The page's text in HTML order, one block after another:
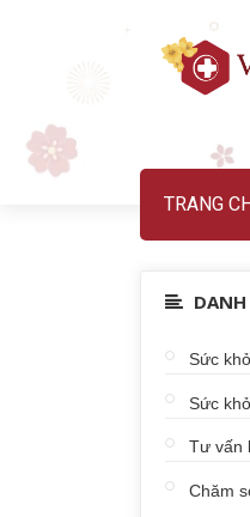
TRANG
Sức
Sức
Tư vấn
Chăm